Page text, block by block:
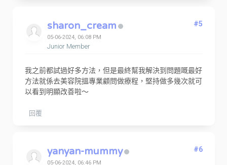
sharon_cream
05-06-2024, 06:08 PM
Junior Member
#5
我之前都試過好多方法，但是最終幫我解決到問題嘅最好
方法就係去美容院搵專業顧問做療程，堅持做多幾次就可
以看到明顯改善啦～
回覆
yanyan-mummy
05-06-2024, 06:46 PM
#6